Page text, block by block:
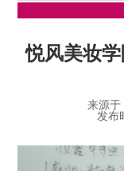
悦风美妆
来源于
发布